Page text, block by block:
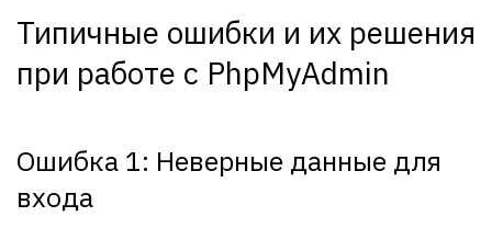
Типичные ошибки и их решения
при работе с PhpMyAdmin
Ошибка 1: Неверные данные для
входа